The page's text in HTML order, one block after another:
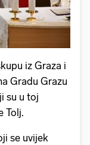
iz Graza i
Gradu Grazu
su u toj
Tolj.
se uvijek